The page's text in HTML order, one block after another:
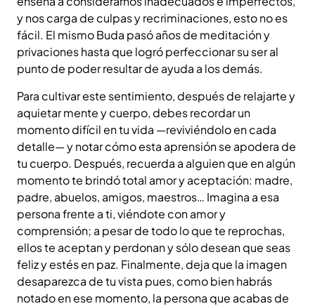
y nos carga de culpas y recriminaciones, esto no es
fácil. El mismo Buda pasó años de meditación y
privaciones hasta que logró perfeccionar su ser al
punto de poder resultar de ayuda a los demás.
Para cultivar este sentimiento, después de relajarte y
aquietar mente y cuerpo, debes recordar un
momento difícil en tu vida —reviviéndolo en cada
detalle— y notar cómo esta aprensión se apodera de
tu cuerpo. Después, recuerda a alguien que en algún
momento te brindó total amor y aceptación: madre,
padre, abuelos, amigos, maestros… Imagina a esa
persona frente a ti, viéndote con amor y
comprensión; a pesar de todo lo que te reprochas,
ellos te aceptan y perdonan y sólo desean que seas
feliz y estés en paz. Finalmente, deja que la imagen
desaparezca de tu vista pues, como bien habrás
notado en ese momento, la persona que acabas de